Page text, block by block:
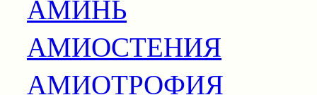
АМИНЬ
АМИОСТЕНИЯ
АМИОТРОФИЯ